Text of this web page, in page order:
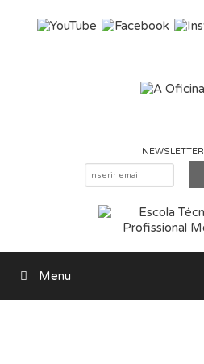
NEWSLETTER
Menu